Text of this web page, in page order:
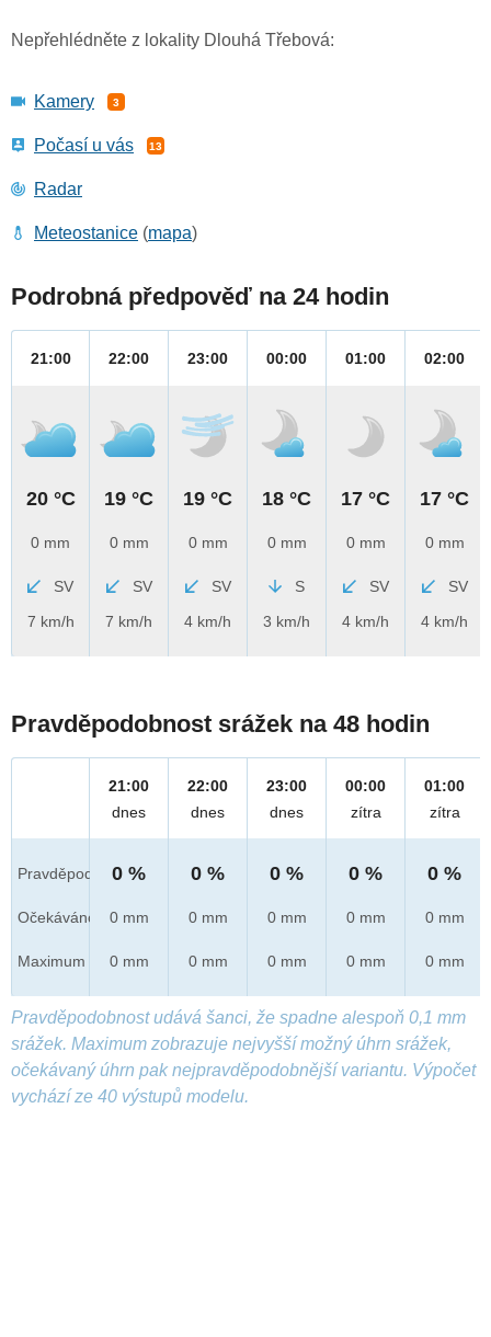
Nepřehlédněte z lokality Dlouhá Třebová:
Kamery 3
Počasí u vás 13
Radar
Meteostanice (mapa)
Podrobná předpověď na 24 hodin
21:00
20 °C
0 mm
SV
7 km/h
22:00
19 °C
0 mm
SV
7 km/h
23:00
19 °C
0 mm
SV
4 km/h
00:00
18 °C
0 mm
S
3 km/h
01:00
17 °C
0 mm
SV
4 km/h
02:00
17 °C
0 mm
SV
4 km/h
Pravděpodobnost srážek na 48 hodin
Pravděpod.
Očekáváno
Maximum
21:00
dnes
0 %
0 mm
0 mm
22:00
dnes
0 %
0 mm
0 mm
23:00
dnes
0 %
0 mm
0 mm
00:00
zítra
0 %
0 mm
0 mm
01:00
zítra
0 %
0 mm
0 mm
Pravděpodobnost udává šanci, že spadne alespoň 0,1 mm
srážek. Maximum zobrazuje nejvyšší možný úhrn srážek,
očekávaný úhrn pak nejpravděpodobnější variantu. Výpočet
vychází ze 40 výstupů modelu.